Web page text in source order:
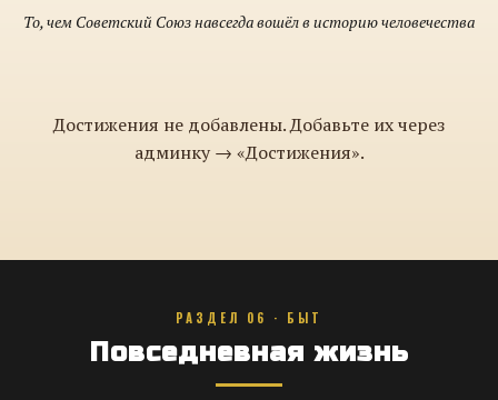
То, чем Советский Союз навсегда вошёл в историю человечества
Достижения не добавлены. Добавьте их через
админку → «Достижения».
РАЗДЕЛ 06 · БЫТ
Повседневная жизнь